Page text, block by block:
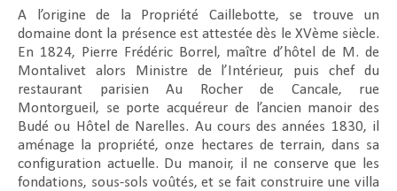
A l’origine de la Propriété Caillebotte, se trouve un
domaine dont la présence est attestée dès le XVème siècle.
En 1824, Pierre Frédéric Borrel, maître d’hôtel de M. de
Montalivet alors Ministre de l’Intérieur, puis chef du
restaurant parisien Au Rocher de Cancale, rue
Montorgueil, se porte acquéreur de l’ancien manoir des
Budé ou Hôtel de Narelles. Au cours des années 1830, il
aménage la propriété, onze hectares de terrain, dans sa
configuration actuelle. Du manoir, il ne conserve que les
fondations, sous-sols voûtés, et se fait construire une villa